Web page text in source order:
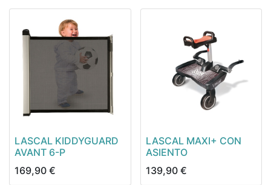
LASCAL KIDDYGUARD
AVANT 6-P
169,90 €
LASCAL MAXI+ CON
ASIENTO
139,90€